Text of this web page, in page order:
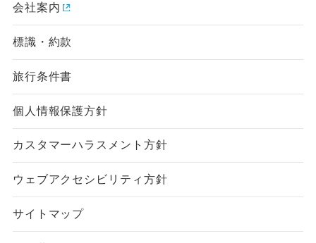
会社案内
標識・約款
旅行条件書
個人情報保護方針
カスタマーハラスメント方針
ウェブアクセシビリティ方針
サイトマップ